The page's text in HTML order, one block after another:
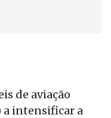
de aviação
a intensificar a